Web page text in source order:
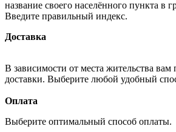
название своего населённого пункта в
Введите правильный индекс.
Доставка
В зависимости от места жительства
доставки. Выберите любой удобный
Оплата
Выберите оптимальный способ оплаты.